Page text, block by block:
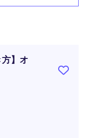
方】オ